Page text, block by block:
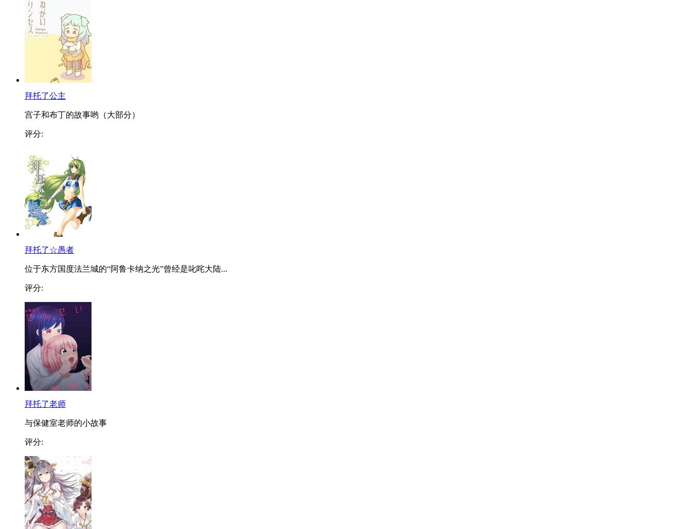
拜托了公主
宫子和布丁的故事哟（大部分）
评分:
拜托了☆愚者
位于东方国度法兰城的“阿鲁卡纳之光”曾经是叱咤大陆...
评分:
拜托了老师
与保健室老师的小故事
评分: